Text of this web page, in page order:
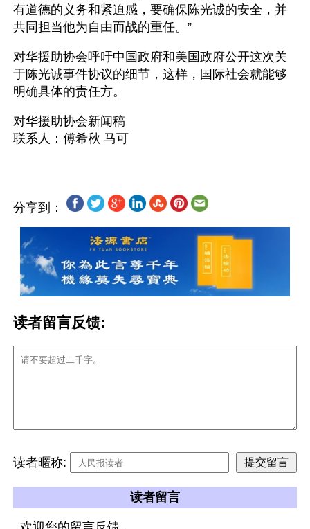
有道德的义务和紧迫感，要确保陈光诚的安全，并
共同担当他为自由而战的重任。”
对华援助协会呼吁中国政府和美国政府公开这次关
于陈光诚事件协议的细节，这样，国际社会就能够
明确具体的责任方。
对华援助协会新闻稿
分享到：
读者留言反馈:
读者暱称:
读者留言